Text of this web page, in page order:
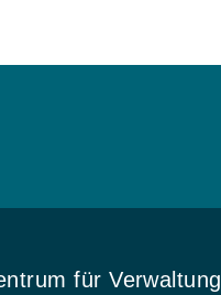
für Verwaltung